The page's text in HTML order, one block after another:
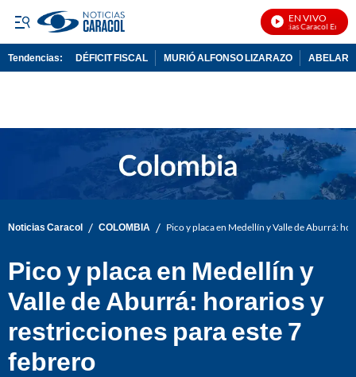
EN VIVO
Noticias Caracol En Vivo
Tendencias: DÉFICIT FISCAL MURIÓ ALFONSO LIZARAZO
Noticias Caracol / COLOMBIA / Pico y placa en Medellín y Valle de Aburrá:
Pico y placa en Medellín y
Valle de Aburrá: horarios y
restricciones para este 7
febrero